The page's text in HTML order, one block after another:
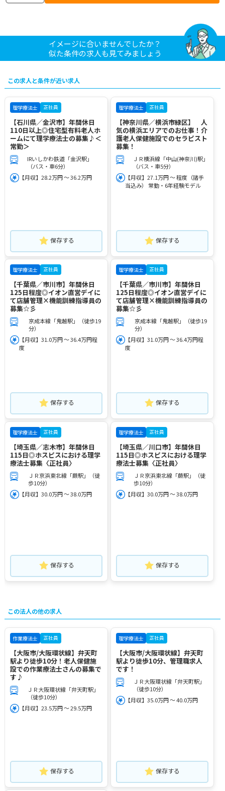
イメージに合いませんでしたか？
似た条件の求人も見てみましょう
この求人と条件が近い求人
理学療法士 正社員
【石川県／金沢市】年間休日
110日以上◎住宅型有料老人ホ
ームにて理学療法士の募集♪＜
常勤＞
IRいしかわ鉄道「金沢駅」
（バス・車6分）
【月収】28.2万円 ～ 36.2万円
保存する
理学療法士 正社員
【神奈川県／横浜市緑区】 人
気の横浜エリアでのお仕事！介
護老人保健施設でのセラピスト
募集！
ＪＲ横浜線「中山(神奈川)駅」
（バス・車5分）
【月収】27.1万円 ～ 程度（諸手
当込み） 常勤・6年経験モデル
保存する
理学療法士 正社員
【千葉県／市川市】年間休日
125日程度◎イオン直営デイに
て店舗管理×機能訓練指導員の
募集☆彡
京成本線「鬼越駅」（徒歩19
分）
【月収】31.0万円 ～ 36.4万円程
度
保存する
理学療法士 正社員
【千葉県／市川市】年間休日
125日程度◎イオン直営デイに
て店舗管理×機能訓練指導員の
募集☆彡
京成本線「鬼越駅」（徒歩19
分）
【月収】31.0万円 ～ 36.4万円程
度
保存する
理学療法士 正社員
【埼玉県／志木市】年間休日
115日◎ホスピスにおける理学
療法士募集〈正社員〉
ＪＲ京浜東北線「蕨駅」（徒
歩10分）
【月収】30.0万円 ～ 38.0万円
保存する
理学療法士 正社員
【埼玉県／川口市】年間休日
115日◎ホスピスにおける理学
療法士募集〈正社員〉
ＪＲ京浜東北線「蕨駅」（徒
歩10分）
【月収】30.0万円 ～ 38.0万円
保存する
この法人の他の求人
作業療法士 正社員
【大阪市/大阪環状線】弁天町
駅より徒歩10分！老人保健施
設での作業療法士さんの募集で
す♪
ＪＲ大阪環状線「弁天町駅」
（徒歩10分）
【月収】23.5万円 ～ 29.5万円
保存する
理学療法士 正社員
【大阪市/大阪環状線】弁天町
駅より徒歩10分、管理職求人
です！
ＪＲ大阪環状線「弁天町駅」
（徒歩10分）
【月収】35.0万円 ～ 40.0万円
保存する